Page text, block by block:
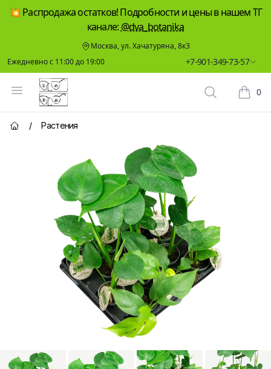
💥 Распродажа остатков! Подробности и цены в нашем ТГ
канале: @dva_botanika
Москва, ул. Хачатуряна, 8к3
Ежедневно с 11:00 до 19:00
+7-901-349-73-57
Открыть меню
Два Ботаника
Поиск
0
Главная страница
/ Растения